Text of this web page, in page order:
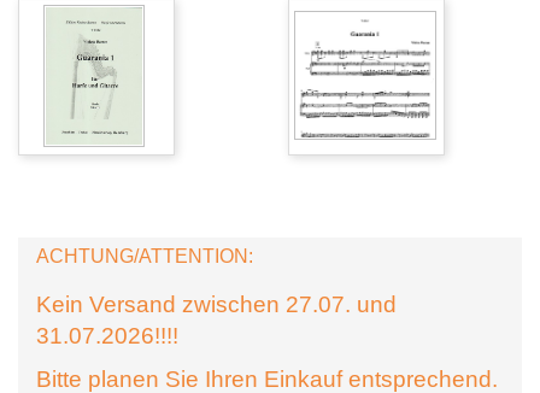
ACHTUNG/ATTENTION:
Kein Versand zwischen 27.07. und
31.07.2026!!!!
Bitte planen Sie Ihren Einkauf entsprechend.